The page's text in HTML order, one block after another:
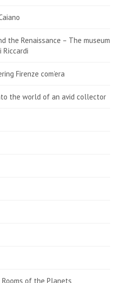
the Renaissance – The museum
Riccardi
Firenze com’era
the world of an avid collector
of the Planets